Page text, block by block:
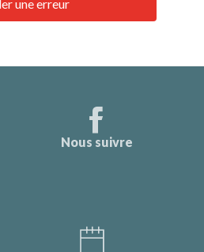
une erreur
Nous suivre